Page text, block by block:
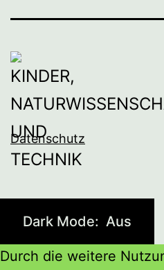
Datenschutz
Dark Mode:
Durch die weitere